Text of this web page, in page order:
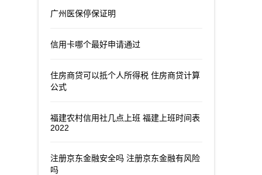
广州医保停保证明
信用卡哪个最好申请通过
住房商贷可以抵个人所得税 住房商贷计算
公式
福建农村信用社几点上班 福建上班时间表
2022
注册京东金融安全吗 注册京东金融有风险
吗